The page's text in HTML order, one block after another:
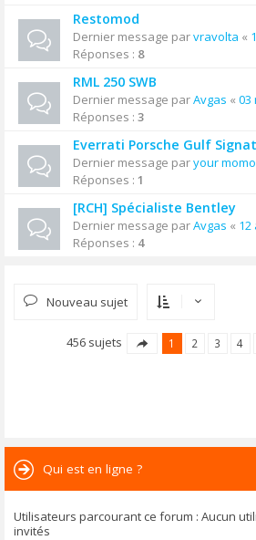
Restomod
Dernier message parvravolta «
Réponses : 8
RML 250 SWB
Dernier message parAvgas « 03
Réponses : 3
Everrati Porsche Gulf
Dernier message paryour momo
Réponses : 1
[RCH] Spécialiste Bentley
Dernier message parAvgas « 12
Réponses : 4
Nouveau sujet
456 sujets 1 2 3 4
Qui est en ligne ?
Utilisateurs parcourant ce forum : Aucun
invités